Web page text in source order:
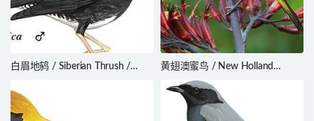
白眉地鸫 / Siberian Thrush /
黄翅澳蜜鸟 / New Holland
Honeyeater / Phylidonyris
novaehollandiae